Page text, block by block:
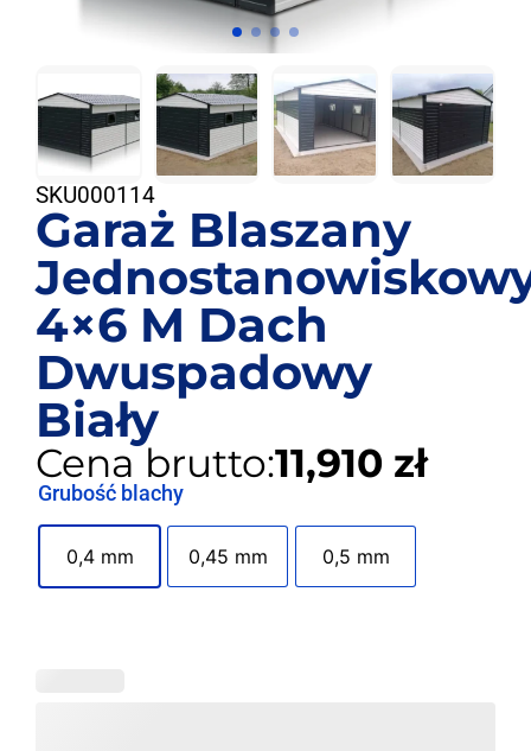
SKU000114
Garaż Blaszany
4×6 M Dach
Dwuspadowy
Biały
Cena brutto:11,910 zł
Grubość blachy
0,4 mm 0,45 mm 0,5 mm